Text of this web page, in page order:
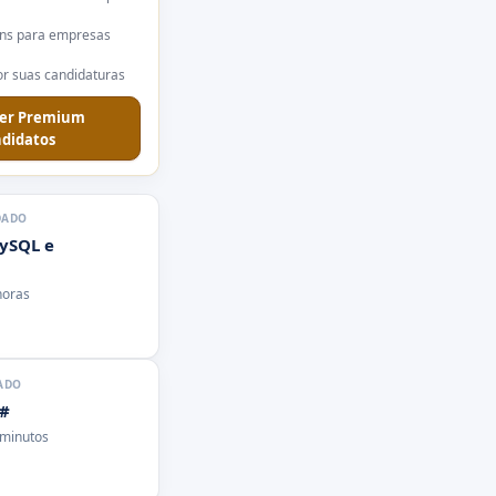
para empresas
suas candidaturas
Premium
e